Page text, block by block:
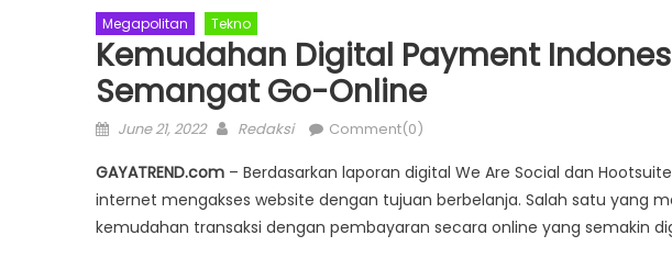
Megapolitan Tekno
Kemudahan Digital Payment
Semangat Go-Online
Posted
June 21, 2022 Author
Redaksi Comment(0)
GAYATREND.com – Berdasarkan laporan digital We Are Social dan
internet mengakses website dengan tujuan berbelanja. Salah satu yang
kemudahan transaksi dengan pembayaran secara online yang semakin